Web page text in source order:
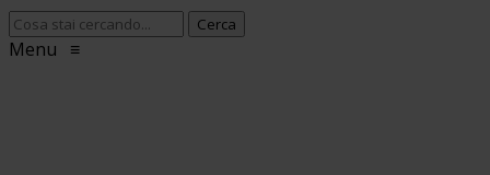
Menu ≡